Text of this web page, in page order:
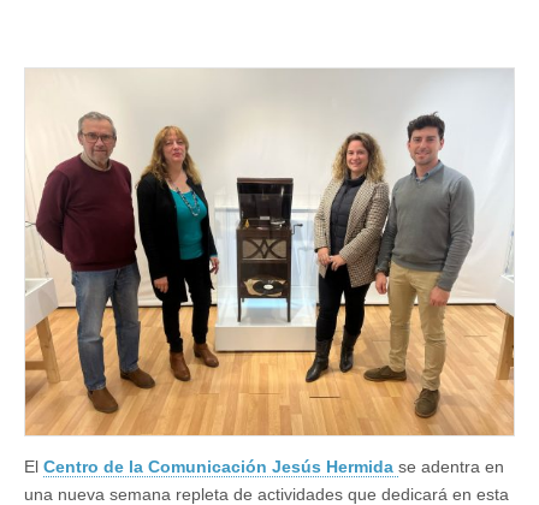
la
Hermida
se
pone
modo
una
semana
plagada
de
actividades
por
el
Día
Mundial
la
Radio
El Centro de la Comunicación Jesús Hermida se adentra en
una nueva semana repleta de actividades que dedicará en esta